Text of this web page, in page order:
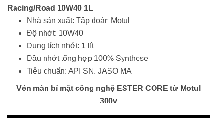
Racing/Road 10W40 1L
Nhà sản xuất: Tập đoàn Motul
Độ nhớt: 10W40
Dung tích nhớt: 1 lít
Dầu nhớt tổng hợp 100% Synthese
Tiêu chuẩn: API SN, JASO MA
Vén màn bí mật công nghệ ESTER CORE từ Motul
300v